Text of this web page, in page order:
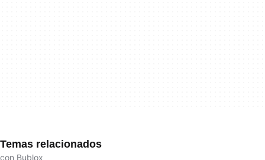
Temas relacionados
con Bublox